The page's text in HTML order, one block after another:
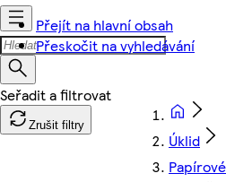
Přejít na hlavní obsah
Přeskočit na vyhledávání
Zrušit filtry
Úklid